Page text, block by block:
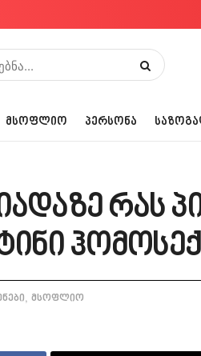
ᲛᲡᲝᲤᲚᲘᲝ ᲞᲔᲠᲡᲝᲜᲐ
რას
, მსოფლიო